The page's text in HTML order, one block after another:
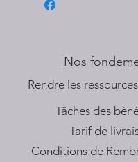
Nos
​Rendre les
Tâches des
Tarif de
Conditions de